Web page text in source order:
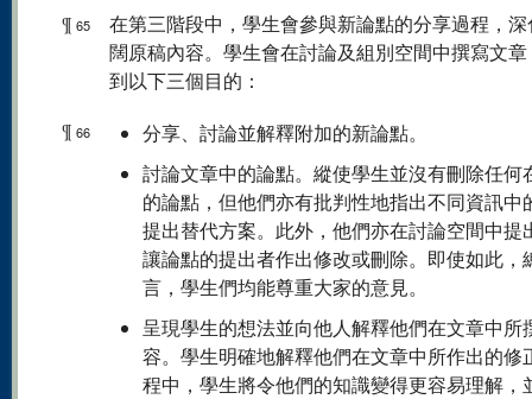
¶ 65
在第三階段中，學生會參與新論點的分享過程，
闊原稿內容。學生會在討論及組別空間中撰寫文
到以下三個目的：
¶ 66
分享、討論並解釋附加的新論點。
討論文章中的論點。縱使學生並沒有刪除任何
的論點，但他們亦有批判性地指出不同資訊中
提出替代方案。此外，他們亦在討論空間中提
讓論點的提出者作出修改或刪除。即使如此，
言，學生們均能尊重大家的意見。
呈現學生的想法並向他人解釋他們在文章中所
容。學生明確地解釋他們在文章中所作出的修
程中，學生將令他們的知識變得更容易理解，